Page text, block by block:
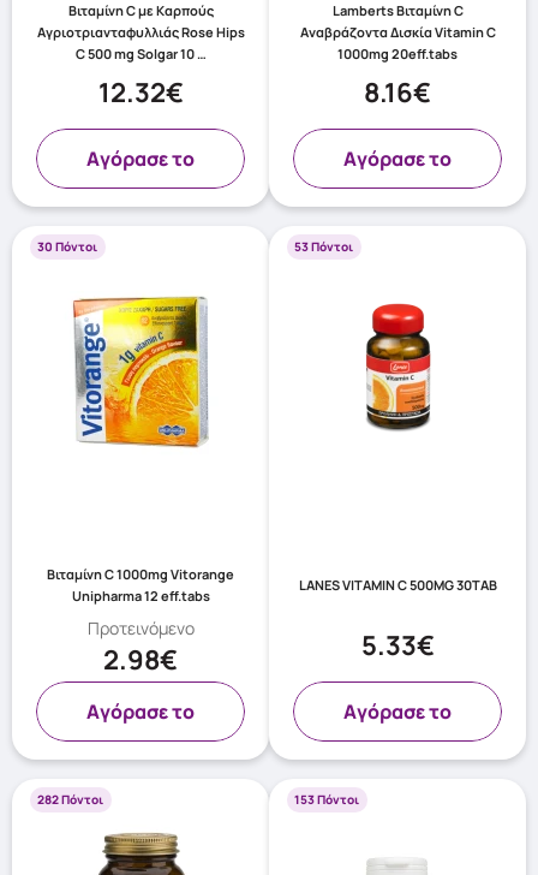
Βιταμίνη C με Καρπούς
Αγριοτριανταφυλλιάς Rose Hips
C 500 mg Solgar 10 …
12.32€
Aγόρασε το
Lamberts Βιταμίνη C
Αναβράζοντα Δισκία Vitamin C
1000mg 20eff.tabs
8.16€
Aγόρασε το
30 Πόντοι
Βιταμίνη C 1000mg Vitorange
Unipharma 12 eff.tabs
Προτεινόμενο
2.98€
Aγόρασε το
53 Πόντοι
LANES VITAMIN C 500MG 30TAB
5.33€
Aγόρασε το
282 Πόντοι 153 Πόντοι